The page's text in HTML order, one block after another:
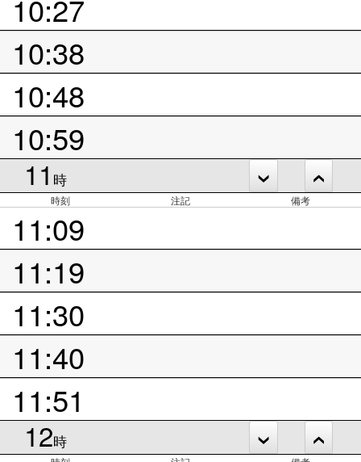
10:27
10:38
10:48
10:59
11 時
時刻 注記 備考
11:09
11:19
11:30
11:40
11:51
12時